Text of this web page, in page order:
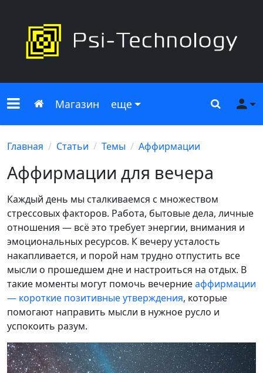
Меню сайта
Главная
Магазин еще Поиск
Главная Статьи Темы Аффирмации
Аффирмации для вечера
Каждый день мы сталкиваемся с множеством
стрессовых факторов. Работа, бытовые дела, личные
отношения — всё это требует энергии, внимания и
эмоциональных ресурсов. К вечеру усталость
накапливается, и порой нам трудно отпустить все
мысли о прошедшем дне и настроиться на отдых. В
такие моменты могут помочь вечерниеаффирмации
— короткие позитивные утверждения, которые
помогают направить мысли в нужное русло и
успокоить разум.